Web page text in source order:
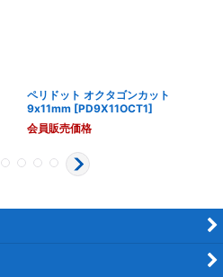
ペリドット オクタゴンカット
9x11mm [PD9X11OCT1]
会員販売価格